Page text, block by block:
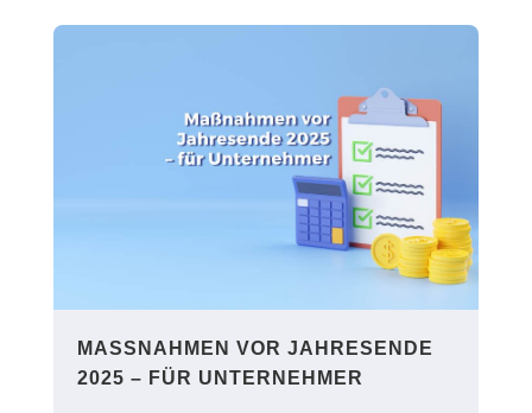
MASSNAHMEN VOR JAHRESENDE 2
025 – FÜR UNTERNEHMER